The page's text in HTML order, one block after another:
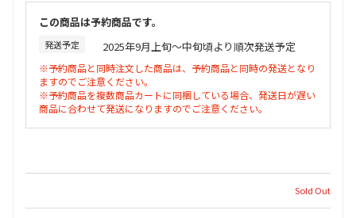
この商品は予約商品です。
発送予定 2025年9月上旬〜中旬頃より順次発送予定
※予約商品と同時注文した商品は、予約商品と同時の発送となり
ますのでご注意ください。
※予約商品を複数商品カートに同梱している場合、発送日が遅い
商品に合わせて発送になりますのでご注意ください。
Sold Out